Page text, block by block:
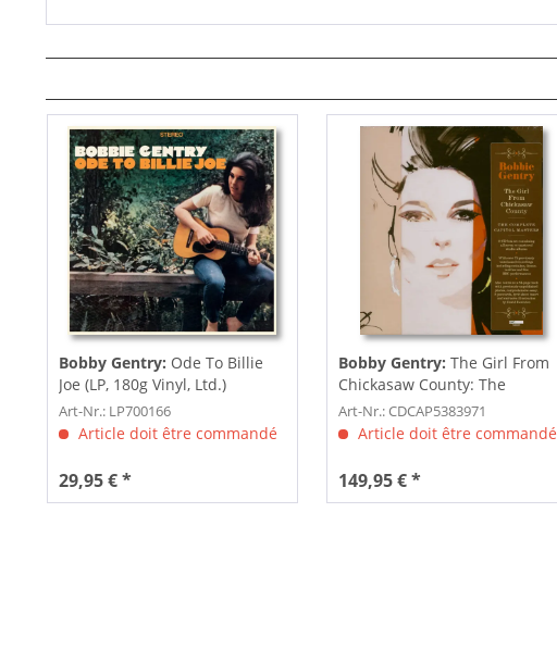
Bobby Gentry: Ode To Billie
Joe (LP, 180g Vinyl, Ltd.)
Art-Nr.: LP700166
Article doit être commandé
29,95 € *
Bobby Gentry: The Girl From
Chickasaw County: The
Complete...
Art-Nr.: CDCAP5383971
Article doit être commandé
149,95 € *